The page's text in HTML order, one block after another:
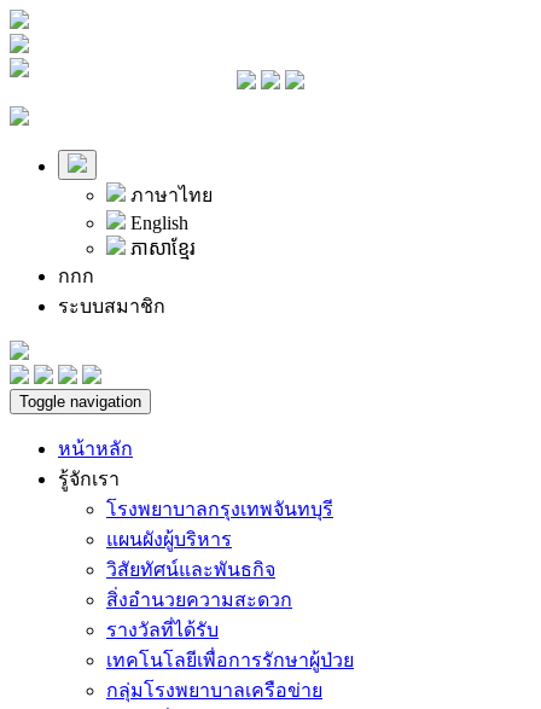
ภาษาไทย
English
ភាសាខ្មែរ
กกก
ระบบสมาชิก
Toggle navigation
หน้าหลัก
รู้จักเรา
โรงพยาบาลกรุงเทพจันทบุรี
แผนผังผู้บริหาร
วิสัยทัศน์และพันธกิจ
สิ่งอำนวยความสะดวก
รางวัลที่ได้รับ
เทคโนโลยีเพื่อการรักษาผู้ป่วย
กลุ่มโรงพยาบาลเครือข่าย